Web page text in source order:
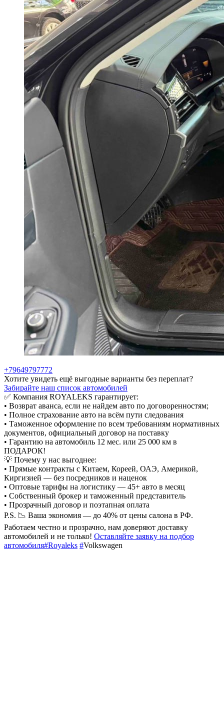
+79649797772
Хотите увидеть ещё выгодные варианты без переплат?
Забирайте наш список автомобилей
✅ Компания ROYALEKS гарантирует:
• Bозврат авaнca, ecли нe нaйдeм авто по договоренностям;
• Полное страхование авто на всём пути следования
• Таможенное оформление по всем требованиям нормативных
документов, официальный договор на поставку
• Гарантию на автомобиль 12 мес. или 25 000 км в
ПОДАРОК!
💡 Почему у нас выгоднее:
• Прямые контракты с Китаем, Кореей, ОАЭ, Америкой,
Киргизией — без посредников и наценок
• Оптовые тарифы на логистику — 45+ авто в месяц
• Собственный брокер и таможенный представитель
• Прозрачный договор и поэтапная оплата
P.S. 📉 Ваша экономия — до 40% от цены салона в РФ.
Работаем честно и прозрачно, нам доверяют доставку
автомобилей и не только! Оставляйте заявку на подбор
автомобиля#Royaleks #Volkswagen